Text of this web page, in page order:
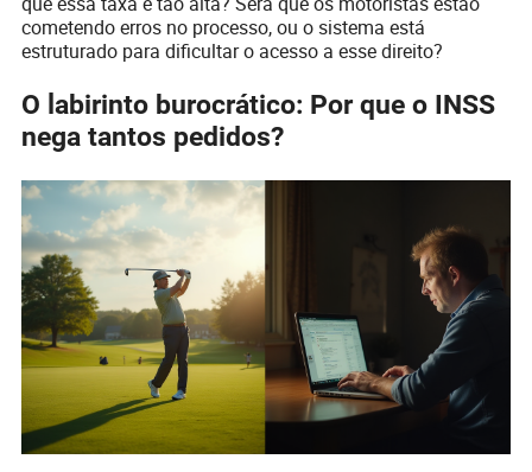
cometendo erros no processo, ou o sistema está
estruturado para dificultar o acesso a esse direito?
O labirinto burocrático: Por que o INSS
nega tantos pedidos?